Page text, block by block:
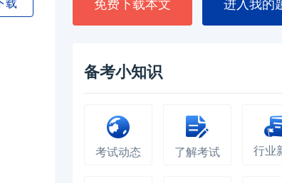
免费下载本文 进入我的
备考小知识
考试动态 了解考试 行业